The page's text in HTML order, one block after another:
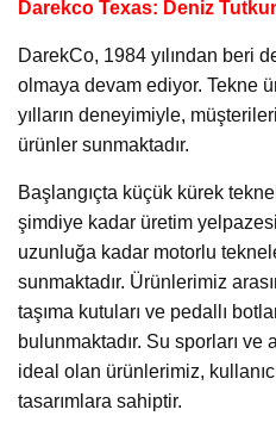
Darekco Texas: Deniz
DarekCo, 1984 yılından beri
olmaya devam ediyor. Tekne
yılların deneyimiyle,
ürünler sunmaktadır.
Başlangıçta küçük kürek
şimdiye kadar üretim
uzunluğa kadar motorlu
sunmaktadır. Ürünlerimiz
taşıma kutuları ve pedallı
bulunmaktadır. Su sporları
ideal olan ürünlerimiz,
tasarımlara sahiptir.